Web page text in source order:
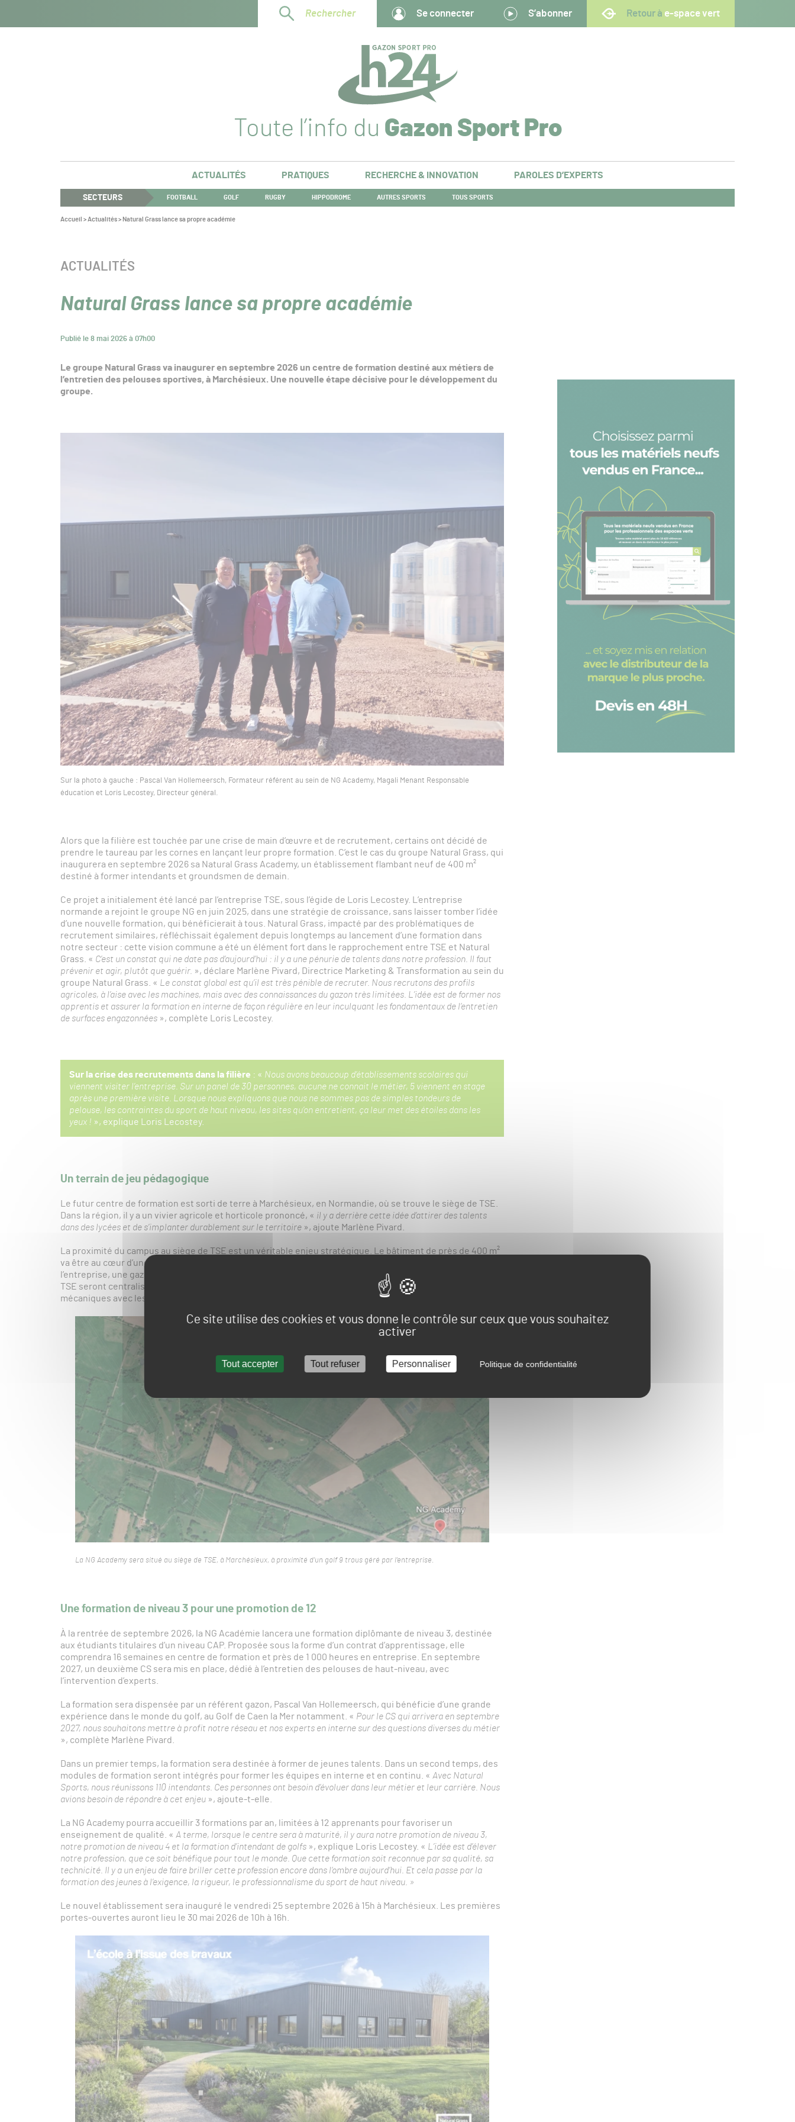
Ce site utilise des cookies et vous donne le contrôle sur ceux que vous souhaitez
activer
Tout accepter Tout refuser Personnaliser Politique de confidentialité
Rechercher Se connecter S’abonner Retour à e-space vert
Toute l’info du Gazon Sport Pro
ACTUALITÉS PRATIQUES RECHERCHE & INNOVATION PAROLES D’EXPERTS
SECTEURS FOOTBALL GOLF RUGBY HIPPODROME AUTRES SPORTS TOUS SPORTS
Vous
Accueil >Actualités> Natural Grass lance sa propre académie
Natural Grass lance sa propre académie
Publié le 8 mai 2026 à 07h00
CATÉGORIE :
ACTUALITÉS
Le groupe Natural Grass va inaugurer en septembre 2026 un centre de formation destiné aux métiers de
l’entretien des pelouses sportives, à Marchésieux. Une nouvelle étape décisive pour le développement du
groupe.
Sur la photo à gauche : Pascal Van Hollemeersch, Formateur référent au sein de NG Academy, Magali Menant Responsable
éducation et Loris Lecostey, Directeur général.
Alors que la filière est touchée par une crise de main d’œuvre et de recrutement, certains ont décidé de
prendre le taureau par les cornes en lançant leur propre formation. C’est le cas du groupe Natural Grass, qui
inaugurera en septembre 2026 sa Natural Grass Academy, un établissement flambant neuf de 400 m²
destiné à former intendants et groundsmen de demain.
Ce projet a initialement été lancé par l’entreprise TSE, sous l’égide de Loris Lecostey. L’entreprise
normande a rejoint le groupe NG en juin 2025, dans une stratégie de croissance, sans laisser tomber l’idée
d’une nouvelle formation, qui bénéficierait à tous. Natural Grass, impacté par des problématiques de
recrutement similaires, réfléchissait également depuis longtemps au lancement d’une formation dans
notre secteur : cette vision commune a été un élément fort dans le rapprochement entre TSE et Natural
Grass. « C’est un constat qui ne date pas d’aujourd’hui : il y a une pénurie de talents dans notre profession. Il faut
prévenir et agir, plutôt que guérir. », déclare Marlène Pivard, Directrice Marketing & Transformation au sein du
groupe Natural Grass. « Le constat global est qu’il est très pénible de recruter. Nous recrutons des profils
agricoles, à l’aise avec les machines, mais avec des connaissances du gazon très limitées. L’idée est de former nos
apprentis et assurer la formation en interne de façon régulière en leur inculquant les fondamentaux de l’entretien
de surfaces engazonnées », complète Loris Lecostey.
Sur la crise des recrutements dans la filière : « Nous avons beaucoup d’établissements scolaires qui
viennent visiter l’entreprise. Sur un panel de 30 personnes, aucune ne connait le métier, 5 viennent en stage
après une première visite. Lorsque nous expliquons que nous ne sommes pas de simples tondeurs de
pelouse, les contraintes du sport de haut niveau, les sites qu’on entretient, ça leur met des étoiles dans les
yeux ! », explique Loris Lecostey.
Un terrain de jeu pédagogique
Le futur centre de formation est sorti de terre à Marchésieux, en Normandie, où se trouve le siège de TSE.
Dans la région, il y a un vivier agricole et horticole prononcé, « il y a derrière cette idée d’attirer des talents
dans des lycées et de s’implanter durablement sur le territoire », ajoute Marlène Pivard.
La proximité du campus au siège de TSE est un véritable enjeu stratégique. Le bâtiment de près de 400 m²
va être au cœur d’une véritable plateforme pédagogique avec un golf 9 trous et des terrains gérés par
l’entreprise, une gazonnière et une plateforme expérimentale engazonnée. De plus, toutes les machines de
TSE seront centralisées au même endroit, ce qui permettra aux apprenants de suivre des modules
mécaniques avec les mécaniciens sur place, sur un large panel de machines.
La NG Academy sera situé au siège de TSE, à Marchésieux, à proximité d’un golf 9 trous géré par l’entreprise.
Une formation de niveau 3 pour une promotion de 12
À la rentrée de septembre 2026, la NG Académie lancera une formation diplômante de niveau 3, destinée
aux étudiants titulaires d’un niveau CAP. Proposée sous la forme d’un contrat d’apprentissage, elle
comprendra 16 semaines en centre de formation et près de 1 000 heures en entreprise. En septembre
2027, un deuxième CS sera mis en place, dédié à l’entretien des pelouses de haut-niveau, avec
l’intervention d’experts.
La formation sera dispensée par un référent gazon, Pascal Van Hollemeersch, qui bénéficie d’une grande
expérience dans le monde du golf, au Golf de Caen la Mer notamment. « Pour le CS qui arrivera en septembre
2027, nous souhaitons mettre à profit notre réseau et nos experts en interne sur des questions diverses du métier
», complète Marlène Pivard.
Dans un premier temps, la formation sera destinée à former de jeunes talents. Dans un second temps, des
modules de formation seront intégrés pour former les équipes en interne et en continu. « Avec Natural
Sports, nous réunissons 110 intendants. Ces personnes ont besoin d’évoluer dans leur métier et leur carrière. Nous
avions besoin de répondre à cet enjeu », ajoute-t-elle.
La NG Academy pourra accueillir 3 formations par an, limitées à 12 apprenants pour favoriser un
enseignement de qualité. « A terme, lorsque le centre sera à maturité, il y aura notre promotion de niveau 3,
notre promotion de niveau 4 et la formation d’intendant de golfs », explique Loris Lecostey. « L’idée est d’élever
notre profession, que ce soit bénéfique pour tout le monde. Que cette formation soit reconnue par sa qualité, sa
technicité. Il y a un enjeu de faire briller cette profession encore dans l’ombre aujourd’hui. Et cela passe par la
formation des jeunes à l’exigence, la rigueur, le professionnalisme du sport de haut niveau. »
Le nouvel établissement sera inauguré le vendredi 25 septembre 2026 à 15h à Marchésieux. Les premières
portes-ouvertes auront lieu le 30 mai 2026 de 10h à 16h.